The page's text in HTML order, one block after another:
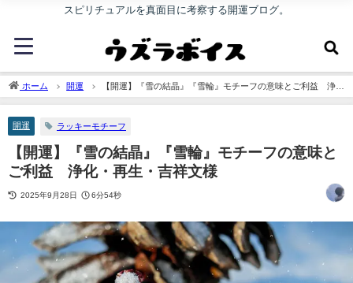
スピリチュアルを真面目に考察する開運ブログ。
ホーム 開運
【開運】『雪の結晶』『雪輪』モチーフの意味とご利益 浄
化・再生・吉祥文様
開運 ラッキーモチーフ
【開運】『雪の結晶』『雪輪』モチーフの意味と
ご利益 浄化・再生・吉祥文様
2025年9月28日 6分54秒